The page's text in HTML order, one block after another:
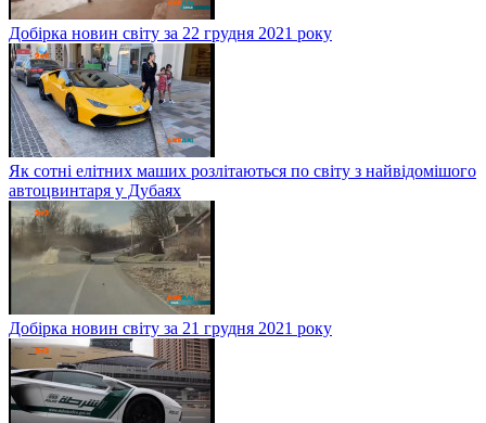
Добірка новин світу за 22 грудня 2021 року
Як сотні елітних маших розлітаються по світу з найвідомішого
автоцвинтаря у Дубаях
Добірка новин світу за 21 грудня 2021 року